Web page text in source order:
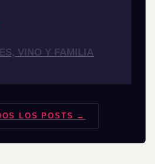
VINO Y FAMILIA
LOS POSTS →